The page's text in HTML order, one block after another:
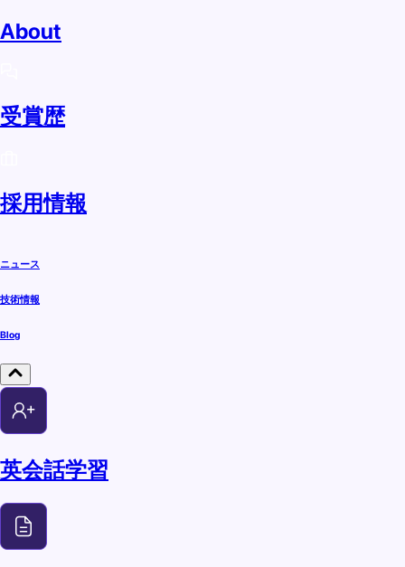
About
受賞歴
採用情報
ニュース
技術情報
Blog
英会話学習